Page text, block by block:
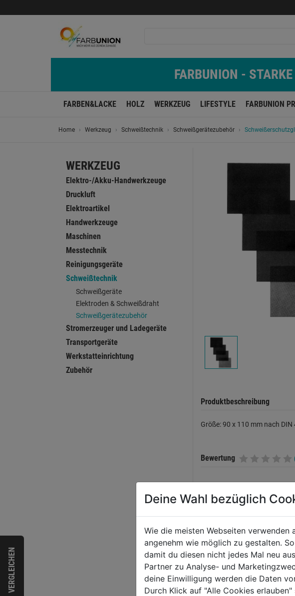
VERGLEICHEN
FARBUNION -
FARBEN&LACKE HOLZ WERKZEUG LIFESTYLE FARBUNION
Home Werkzeug Schweißtechnik Schweißgerätezubehör
WERKZEUG
Elektro-/Akku-Handwerkzeuge
Druckluft
Elektroartikel
Handwerkzeuge
Maschinen
Messtechnik
Reinigungsgeräte
Schweißtechnik
Schweißgeräte
Elektroden & Schweißdraht
Schweißgerätezubehör
Stromerzeuger und Ladegeräte
Transportgeräte
Werkstatteinrichtung
Zubehör
Produktbeschreibung
Größe: 90 x 110 mm nach
Bewertung
WEITERE
Deine Wahl bezüglich
Wie die meisten Webseiten
angenehm wie möglich zu gestalten.
damit du diesen nicht jedes Mal neu
Partner zu Analyse- und
deine Einwilligung werden die Daten
Durch Klick auf "Alle Cookies